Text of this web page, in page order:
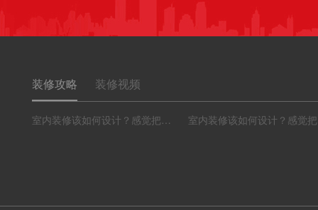
装修攻略 装修视频
室内装修该如何设计？感觉把要点学起来吧